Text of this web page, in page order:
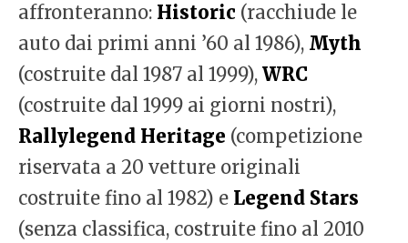
affronteranno: Historic (racchiude le
auto dai primi anni ’60 al 1986), Myth
(costruite dal 1987 al 1999), WRC
(costruite dal 1999 ai giorni nostri),
Rallylegend Heritage (competizione
riservata a 20 vetture originali
costruite fino al 1982) e Legend Stars
(senza classifica, costruite fino al 2010